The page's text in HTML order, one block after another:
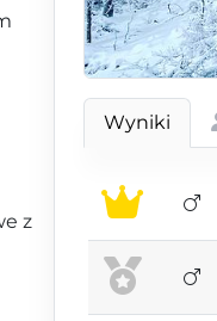
z
Wyniki